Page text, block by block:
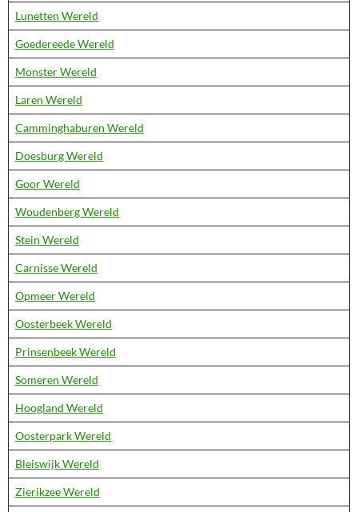
Lunetten Wereld
Goedereede Wereld
Monster Wereld
Laren Wereld
Camminghaburen Wereld
Doesburg Wereld
Goor Wereld
Woudenberg Wereld
Stein Wereld
Carnisse Wereld
Opmeer Wereld
Oosterbeek Wereld
Prinsenbeek Wereld
Someren Wereld
Hoogland Wereld
Oosterpark Wereld
Bleiswijk Wereld
Zierikzee Wereld